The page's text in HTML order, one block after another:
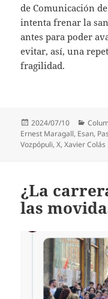
de Comunicación
intenta frenar la
antes para poder
evitar, así, una
fragilidad.
Publicado
el
2024/07/10
Ernest Maragall, Esan,
Vozpópuli,X,Xavier Colás
¿La
las